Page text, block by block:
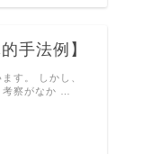
手法例】
す。 しかし、
察がなか …